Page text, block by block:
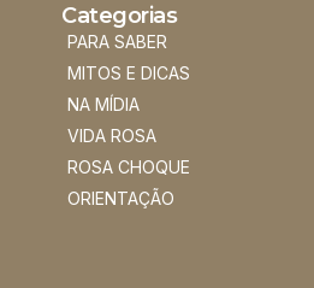
Categorias
PARA SABER
MITOS E DICAS
NA MÍDIA
VIDA ROSA
ROSA CHOQUE
ORIENTAÇÃO